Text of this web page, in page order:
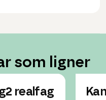
som ligner
realfag